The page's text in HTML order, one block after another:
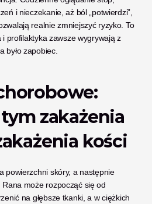
i nieczekanie, aż ból „potwierdzi”,
realnie zmniejszyć ryzyko. To
profilaktyka zawsze wygrywają z
było zapobiec.
zakażenia
kości
powierzchni skóry, a następnie
Rana może rozpocząć się od
na głębsze tkanki, a w ciężkich